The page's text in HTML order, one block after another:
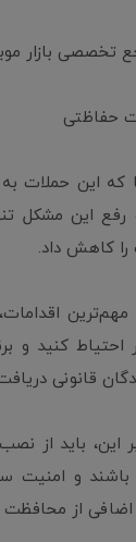
حفاظتی
رفع این مشکل
را کاهش داد.
احتیاط کنید
قانونی
این، باید از
و امنیت
اضافی از محافظت